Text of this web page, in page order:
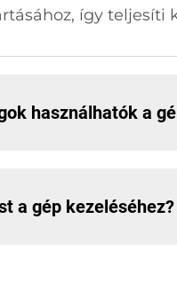
így teljesíti
használhatók a
a gép kezeléséhez?